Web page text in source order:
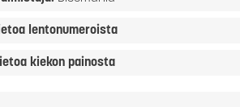
lentonumeroista
kiekon painosta